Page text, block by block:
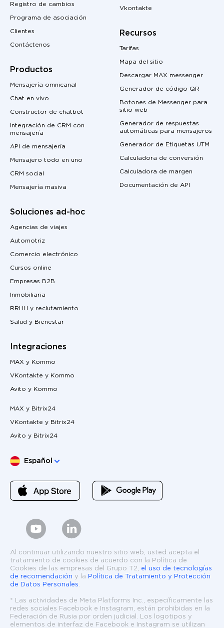
Registro de cambios
Programa de asociación
Clientes
Contáctenos
Productos
Mensajería omnicanal
Chat en vivo
Constructor de chatbot
Integración de CRM con
mensajería
API de mensajería
Mensajero todo en uno
CRM social
Mensajería masiva
Soluciones ad-hoc
Agencias de viajes
Automotriz
Comercio electrónico
Cursos online
Empresas B2B
Inmobiliaria
RRHH y reclutamiento
Salud y Bienestar
Integraciones
MAX y Kommo
VKontakte y Kommo
Avito y Kommo
MAX y Bitrix24
VKontakte y Bitrix24
Avito y Bitrix24
Vkontakte
Recursos
Tarifas
Mapa del sitio
Descargar MAX messenger
Generador de código QR
Botones de Messenger para
sitio web
Generador de respuestas
automáticas para mensajeros
Generador de Etiquetas UTM
Calculadora de conversión
Calculadora de margen
Documentación de API
Elige lengua
Español
Al continuar utilizando nuestro sitio web, usted acepta el
tratamiento de cookies de acuerdo con la Política de
Cookies de las empresas del Grupo T2, el uso de tecnologías
de recomendación y la
Política de Tratamiento y Protección
de Datos Personales.
* Las actividades de Meta Platforms Inc., específicamente las
redes sociales Facebook e Instagram, están prohibidas en la
Federación de Rusia por orden judicial. Los logotipos y
elementos de interfaz de Facebook e Instagram se utilizan